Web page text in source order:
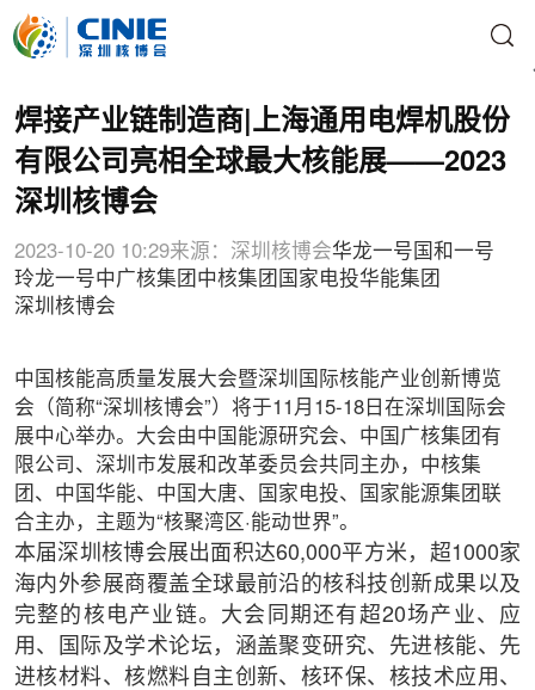
焊接产业链制造商|上海通用电焊机股份
有限公司亮相全球最大核能展——2023
深圳核博会
2023-10-20 10:29来源：深圳核博会华龙一号 国和一号
玲龙一号中广核集团 中核集团 国家电投华能集团
深圳核博会
中国核能高质量发展大会暨深圳国际核能产业创新博览
会（简称“深圳核博会”）将于11月15-18日在深圳国际会
展中心举办。大会由中国能源研究会、中国广核集团有
限公司、深圳市发展和改革委员会共同主办，中核集
团、中国华能、中国大唐、国家电投、国家能源集团联
合主办，主题为“核聚湾区·能动世界”。
本届深圳核博会展出面积达60,000平方米，超1000家
海内外参展商覆盖全球最前沿的核科技创新成果以及
完整的核电产业链。大会同期还有超20场产业、应
用、国际及学术论坛，涵盖聚变研究、先进核能、先
进核材料、核燃料自主创新、核环保、核技术应用、